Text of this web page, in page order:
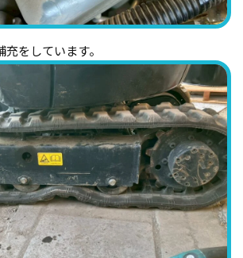
をしています。